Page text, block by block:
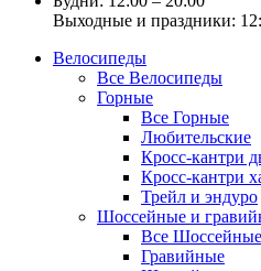
Выходные и праздники:
Велосипеды
Все Велосипеды
Горные
Все Горные
Любительские
Кросс-кантри
Кросс-кантри
Трейл и эндуро
Шоссейные и
Все
Гравийные